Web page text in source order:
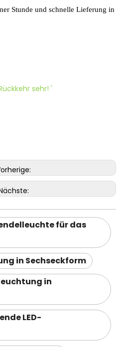
Stunde und schnelle Lieferung in
sehr! '
für das
in Sechseckform
in
LED-